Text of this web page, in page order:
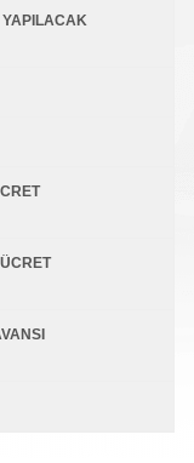
YAPILACAK